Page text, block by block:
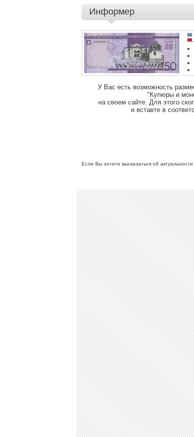
Информер
У Вас есть возможность
"Купюры и
на своем сайте. Для этого
и вставте в
Если Вы хотите высказаться об